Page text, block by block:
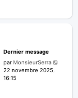
Dernier message
par MonsieurSerra
22 novembre 2025,
16:15